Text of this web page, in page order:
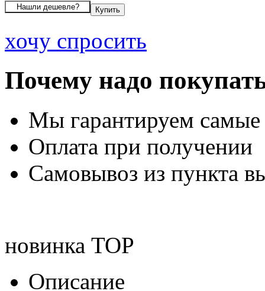
хочу спросить
Почему надо
Мы гарантируем
Оплата при получении
Самовывоз из пункта
новинка TOP
Описание